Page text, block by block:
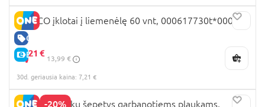
GERA KAINA
E-KAINA
CHICCO įklotai į liemenėlę 60 vnt, 000617730t*00000
7,21 €
13,99 €
30d. geriausia kaina: 7,21 €
-20%
CHICCO plaukų šepetys garbanotiems plaukams,